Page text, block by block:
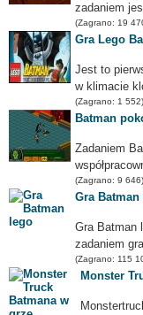
zadaniem
(Zagrano: 19
Gra Lego
Jest to
w klimacie
(Zagrano: 1 552)
Batman
Zadaniem
(Zagrano: 9 646)
Gra Batman
Gra Batman
zadaniem
(Zagrano: 115
Monster